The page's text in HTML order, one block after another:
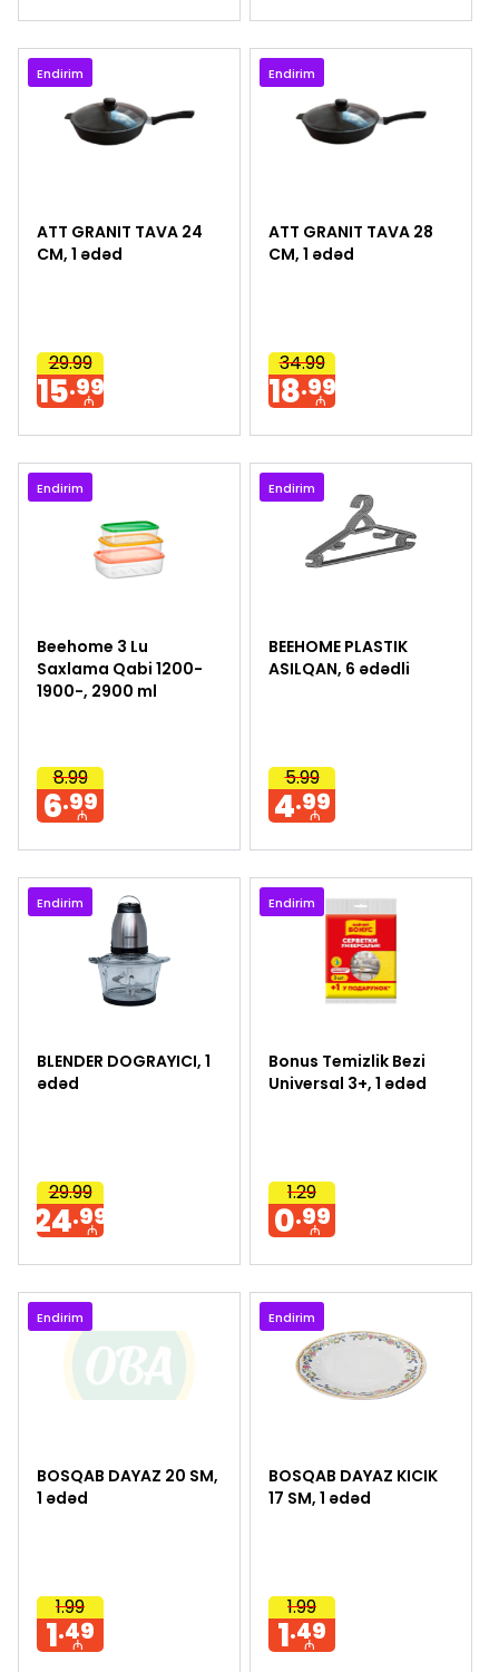
Endirim
ATT GRANIT TAVA 24
CM, 1 ədəd
29.99
15.99
₼
Endirim
ATT GRANIT TAVA 28
CM, 1 ədəd
34.99
18.99
₼
Endirim
Beehome 3 Lu
Saxlama Qabi 1200-
1900-, 2900 ml
8.99
6.99
₼
Endirim
BEEHOME PLASTIK
ASILQAN, 6 ədədli
5.99
4.99
₼
Endirim
BLENDER DOGRAYICI, 1
ədəd
29.99
24.99
₼
Endirim
Bonus Temizlik Bezi
Universal 3+, 1 ədəd
1.29
0.99
₼
Endirim
BOSQAB DAYAZ 20 SM,
1 ədəd
1.99
1.49
₼
Endirim
BOSQAB DAYAZ KICIK
17 SM, 1 ədəd
1.99
1.49
₼